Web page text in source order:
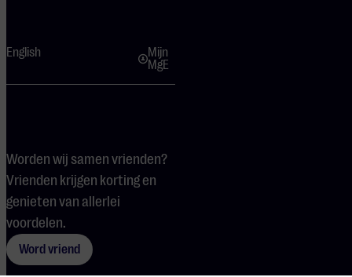
English
Mijn
MgE
Worden wij samen vrienden?
Vrienden krijgen korting en
genieten van allerlei
voordelen.
Word vriend